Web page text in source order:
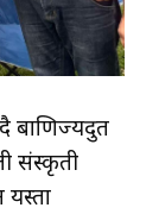
बाणिज्यदुत
संस्कृती
यस्ता